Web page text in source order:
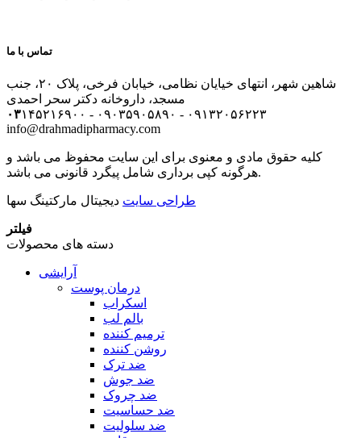
تماس با ما
شاهین شهر، انتهای خیایان نظامی، خیابان فرخی، پلاک ۲۰، جنب
مسجد، داروخانه دکتر سحر احمدی
۰۳۱۴۵۲۱۶۹۰۰ - ۰۹۰۳۵۹۰۵۸۹۰ - ۰۹۱۳۲۰۵۶۲۲۳
info@drahmadipharmacy.com
کلیه حقوق مادی و معنوی برای این سایت محفوظ می باشد و
هرگونه کپی برداری شامل پیگرد قانونی می باشد.
طراحی سایت دیجیتال مارکتینگ سها
فیلتر
دسته های محصولات
آرایشی
درمان پوست
اسکراب
بالم لب
ترمیم کننده
روشن کننده
ضد ترک
ضد جوش
ضد چروک
ضد حساسیت
ضد سلولیت